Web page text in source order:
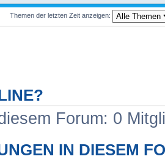
Themen der letzten Zeit anzeigen:
Forum: 0
IN DIESEM